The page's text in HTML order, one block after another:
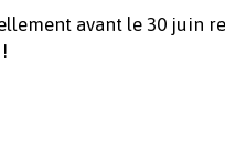
avant le 30 juin